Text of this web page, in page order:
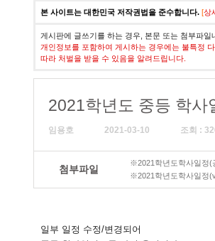
본 사이트는 대한민국 저작권법을 준수합니다. [상
게시판에 글쓰기를 하는 경우, 본문 또는 첨부파
개인정보를 포함하여 게시하는 경우에는 불특정
따라 처벌을 받을 수 있음을 알려드립니다.
2021학년도 중등 학사
임용호 2021-03-10 조회 :
첨부파일
※2021학년도학사일정(
※2021학년도학사일정
일부 일정 수정/변경되어